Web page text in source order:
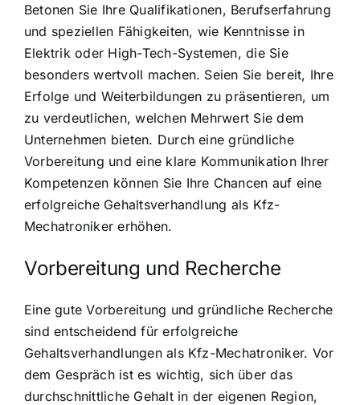
Betonen Sie Ihre Qualifikationen, Berufserfahrung
und speziellen Fähigkeiten, wie Kenntnisse in
Elektrik oder High-Tech-Systemen, die Sie
besonders wertvoll machen. Seien Sie bereit, Ihre
Erfolge und Weiterbildungen zu präsentieren, um
zu verdeutlichen, welchen Mehrwert Sie dem
Unternehmen bieten. Durch eine gründliche
Vorbereitung und eine klare Kommunikation Ihrer
Kompetenzen können Sie Ihre Chancen auf eine
erfolgreiche Gehaltsverhandlung als Kfz-
Mechatroniker erhöhen.
Vorbereitung und Recherche
Eine gute Vorbereitung und gründliche Recherche
sind entscheidend für erfolgreiche
Gehaltsverhandlungen als Kfz-Mechatroniker. Vor
dem Gespräch ist es wichtig, sich über das
durchschnittliche Gehalt in der eigenen Region,